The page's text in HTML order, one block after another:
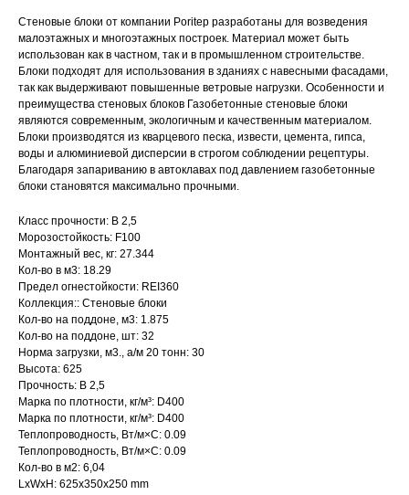
Стеновые блоки от компании Poritep разработаны для возведения
малоэтажных и многоэтажных построек. Материал может быть
использован как в частном, так и в промышленном строительстве.
Блоки подходят для использования в зданиях с навесными фасадами,
так как выдерживают повышенные ветровые нагрузки. Особенности и
преимущества стеновых блоков Газобетонные стеновые блоки
являются современным, экологичным и качественным материалом.
Блоки производятся из кварцевого песка, извести, цемента, гипса,
воды и алюминиевой дисперсии в строгом соблюдении рецептуры.
Благодаря запариванию в автоклавах под давлением газобетонные
блоки становятся максимально прочными.
Класс прочности: B 2,5
Морозостойкость: F100
Монтажный вес, кг: 27.344
Кол-во в м3: 18.29
Предел огнестойкости: REI360
Коллекция:: Стеновые блоки
Кол-во на поддоне, м3: 1.875
Кол-во на поддоне, шт: 32
Норма загрузки, м3., а/м 20 тонн: 30
Высота: 625
Прочность: B 2,5
Марка по плотности, кг/м³: D400
Марка по плотности, кг/м³: D400
Теплопроводность, Вт/м×С: 0.09
Теплопроводность, Вт/м×С: 0.09
Кол-во в м2: 6,04
LxWxH: 625x350x250 mm